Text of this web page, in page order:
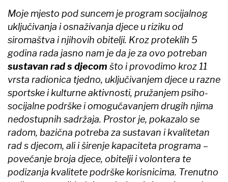
Moje mjesto pod suncem je program socijalnog
uključivanja i osnaživanja djece u riziku od
siromaštva i njihovih obitelji. Kroz proteklih 5
godina rada jasno nam je da je za ovo potreban
sustavan rad s djecom što i provodimo kroz 11
vrsta radionica tjedno, uključivanjem djece u razne
sportske i kulturne aktivnosti, pružanjem psiho-
socijalne podrške i omogućavanjem drugih njima
nedostupnih sadržaja. Prostor je, pokazalo se
radom, bazična potreba za sustavan i kvalitetan
rad s djecom, ali i širenje kapaciteta programa –
povećanje broja djece, obitelji i volontera te
podizanja kvalitete podrške korisnicima. Trenutno